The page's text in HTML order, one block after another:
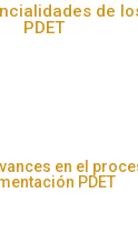
de
PDET
en el
PDET